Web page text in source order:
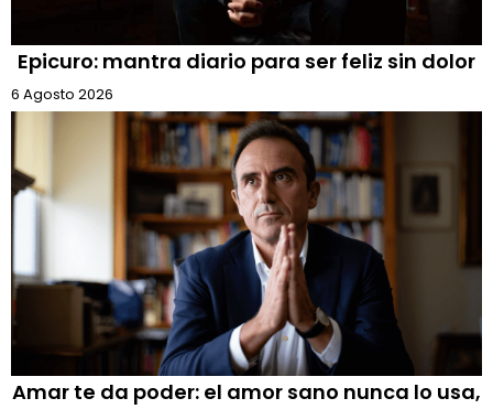
Epicuro: mantra diario para ser feliz sin dolor
6 Agosto 2026
Amar te da poder: el amor sano nunca lo usa,